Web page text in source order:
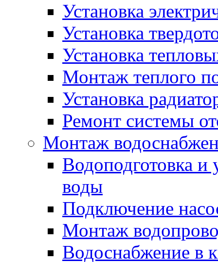
Установка
Установка
Установка
Монтаж теплого
Установка
Ремонт системы
Монтаж
Водоподготовка и
воды
Подключение
Монтаж
Водоснабжение в